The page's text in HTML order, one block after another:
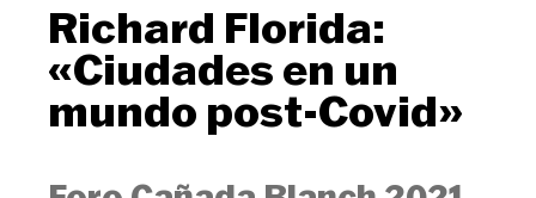
Richard Florida:
«Ciudades en un
mundo post-Covid»